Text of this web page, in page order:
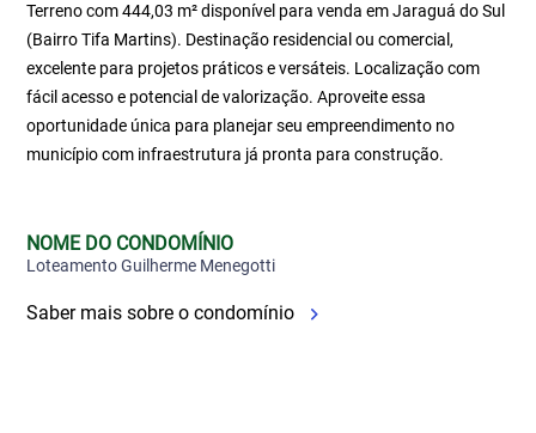
Terreno com 444,03 m² disponível para venda em Jaraguá do Sul
(Bairro Tifa Martins). Destinação residencial ou comercial,
excelente para projetos práticos e versáteis. Localização com
fácil acesso e potencial de valorização. Aproveite essa
oportunidade única para planejar seu empreendimento no
município com infraestrutura já pronta para construção.
NOME DO CONDOMÍNIO
Loteamento Guilherme Menegotti
Saber mais sobre o condomínio